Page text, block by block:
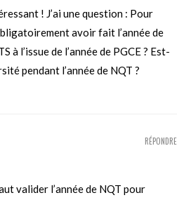
! J’ai une question : Pour
avoir fait l’année de
à l’issue de l’année de PGCE ? Est-
pendant l’année de NQT ?
valider l’année de NQT pour
RÉPONDRE